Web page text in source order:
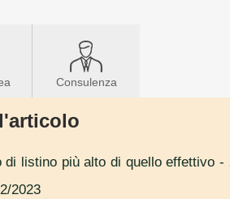
Consulenza
listino più alto di quello effettivo -
2023